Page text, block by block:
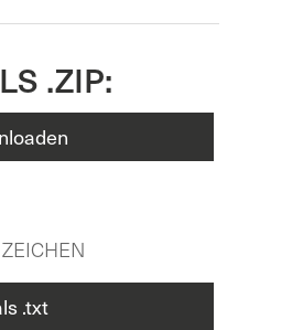
.ZIP:
.txt